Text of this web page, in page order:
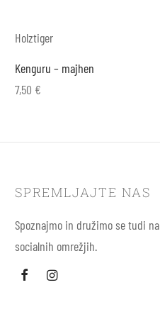
Holztiger
Kenguru – majhen
7,50 €
SPREMLJAJTE NAS
Spoznajmo in družimo se tudi na
socialnih omrežjih.